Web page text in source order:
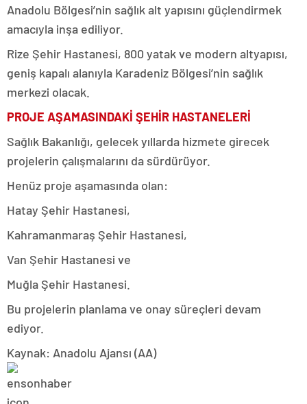
Anadolu Bölgesi’nin sağlık alt yapısını güçlendirmek
amacıyla inşa ediliyor.
Rize Şehir Hastanesi, 800 yatak ve modern altyapısı,
geniş kapalı alanıyla Karadeniz Bölgesi’nin sağlık
merkezi olacak.
PROJE AŞAMASINDAKİ ŞEHİR HASTANELERİ
Sağlık Bakanlığı, gelecek yıllarda hizmete girecek
projelerin çalışmalarını da sürdürüyor.
Henüz proje aşamasında olan:
Hatay Şehir Hastanesi,
Kahramanmaraş Şehir Hastanesi,
Van Şehir Hastanesi ve
Muğla Şehir Hastanesi.
Bu projelerin planlama ve onay süreçleri devam
ediyor.
Kaynak: Anadolu Ajansı (AA)